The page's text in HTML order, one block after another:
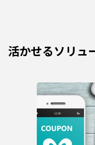
活かせるソリュ